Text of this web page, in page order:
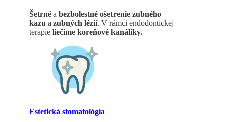
Šetrné a bezbolestné ošetrenie zubného
kazu a zubných lézií. V rámci endodontickej
terapie liečime koreňové kanáliky.
Estetická stomatológia